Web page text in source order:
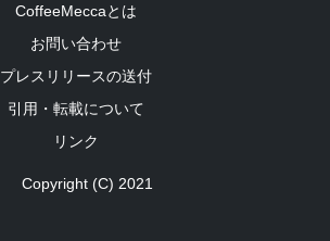
CoffeeMeccaとは
お問い合わせ
プレスリリースの送付
引用・転載について
リンク
Copyright (C) 2021